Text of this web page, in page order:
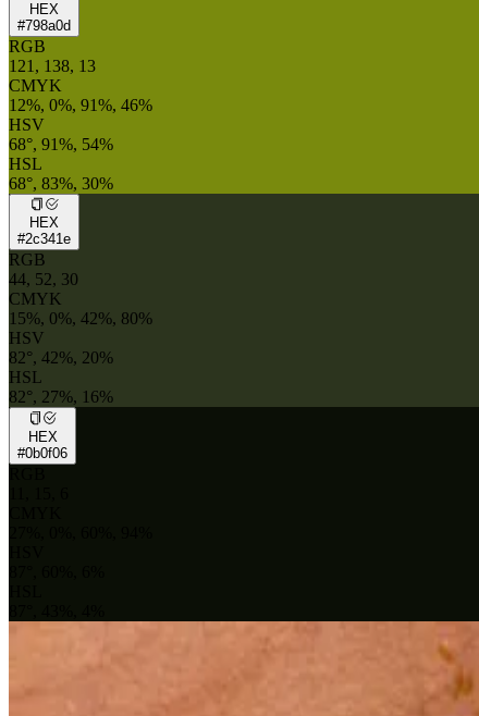
HEX
#798a0d
RGB
121, 138, 13
CMYK
12%, 0%, 91%, 46%
HSV
68°, 91%, 54%
HSL
68°, 83%, 30%
HEX
#2c341e
RGB
44, 52, 30
CMYK
15%, 0%, 42%, 80%
HSV
82°, 42%, 20%
HSL
82°, 27%, 16%
HEX
#0b0f06